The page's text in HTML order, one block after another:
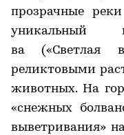
прозрачные
уникальный
ва («Светлая
реликтовыми
животных. На
«снежных
выветривания»